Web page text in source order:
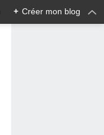
+ Créer mon blog